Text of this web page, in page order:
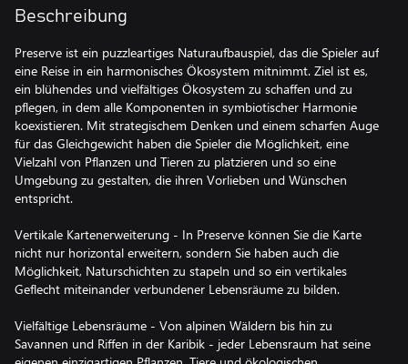
Beschreibung
Preserve ist ein puzzleartiges Naturaufbauspiel, das die Spieler auf
eine Reise in ein harmonisches Ökosystem mitnimmt. Ziel ist es,
ein blühendes und vielfältiges Ökosystem zu schaffen und zu
pflegen, in dem alle Komponenten in symbiotischer Harmonie
koexistieren. Mit strategischem Denken und einem scharfen Auge
für das Gleichgewicht haben die Spieler die Möglichkeit, eine
Vielzahl von Pflanzen und Tieren zu platzieren und so eine
Umgebung zu gestalten, die ihren Vorlieben und Wünschen
entspricht.
Vertikale Kartenerweiterung - In Preserve können Sie die Karte
nicht nur horizontal erweitern, sondern Sie haben auch die
Möglichkeit, Naturschichten zu stapeln und so ein vertikales
Geflecht miteinander verbundener Lebensräume zu bilden.
Vielfältige Lebensräume - Von alpinen Wäldern bis hin zu
Savannen und Riffen in der Karibik - jeder Lebensraum hat seine